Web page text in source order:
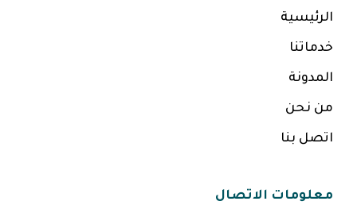
الرئيسية
خدماتنا
المدونة
من نحن
اتصل بنا
معلومات الاتصال